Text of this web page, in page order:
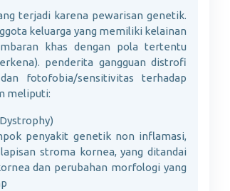
terjadi karena pewarisan genetik.
keluarga yang memiliki kelainan
khas dengan pola tertentu
penderita gangguan distrofi
fotofobia/sensitivitas terhadap
meliputi:
penyakit genetik non inflamasi,
stroma kornea, yang ditandai
dan perubahan morfologi yang